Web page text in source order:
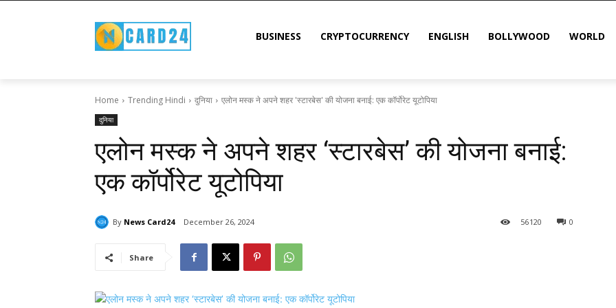
BUSINESS CRYPTOCURRENCY ENGLISH BOLLYWOOD WORLD
Home Trending Hindi दुनिया एलोन मस्क ने अपने शहर 'स्टारबेस' की योजना बनाई: एक कॉर्पोरेट यूटोपिया
दुनिया
एलोन मस्क ने अपने शहर ‘स्टारबेस’ की योजना बनाई:
एक कॉर्पोरेट यूटोपिया
By News Card24 December 26, 2024 0
56120
Share